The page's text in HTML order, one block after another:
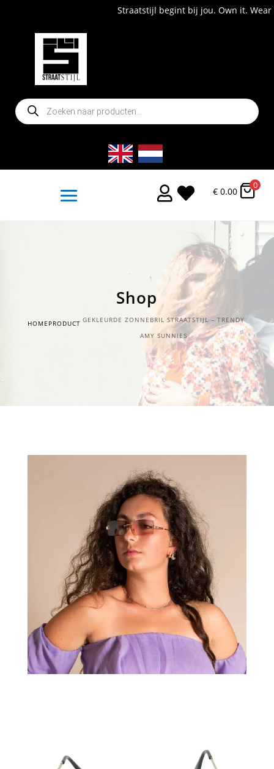
Straatstijl begint bij jou. Own it. Wear it. Shop now!
Producten
zoeken
  € 0.00
0
Shop
HOME PRODUCT GEKLEURDE ZONNEBRIL STRAATSTIJL – TRENDY
AMY SUNNIES